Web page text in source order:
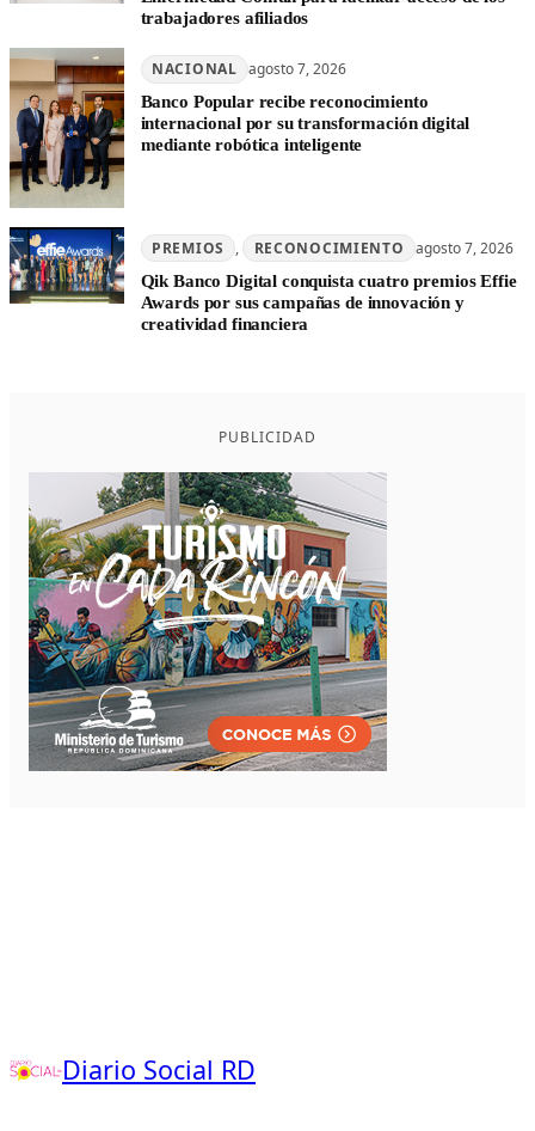
trabajadores afiliados
NACIONAL agosto 7, 2026
Banco Popular recibe reconocimiento
internacional por su transformación digital
mediante robótica inteligente
PREMIOS , RECONOCIMIENTO agosto 7, 2026
Qik Banco Digital conquista cuatro premios Effie
Awards por sus campañas de innovación y
creatividad financiera
PUBLICIDAD
Diario Social RD